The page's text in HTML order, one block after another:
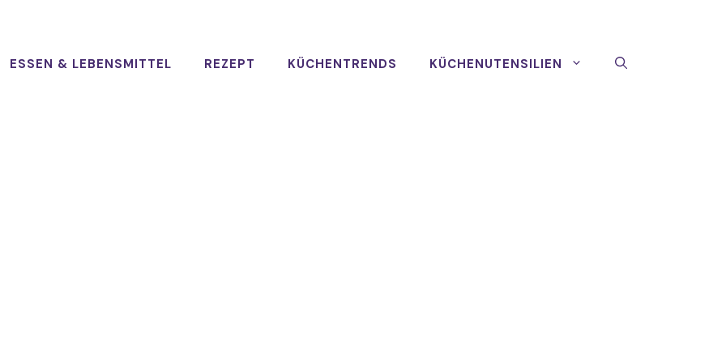
ESSEN & LEBENSMITTEL REZEPT KÜCHENTRENDS KÜCHENUTENSILIEN